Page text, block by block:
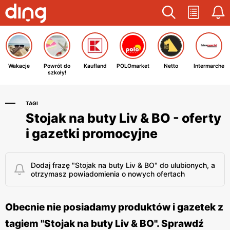
Wakacje
Powrót do
szkoły!
Kaufland POLOmarket Netto Intermarche
TAGI
Stojak na buty Liv & BO - oferty
i gazetki promocyjne
Dodaj frazę "Stojak na buty Liv & BO" do ulubionych, a
otrzymasz powiadomienia o nowych ofertach
Obecnie nie posiadamy produktów i gazetek z
tagiem "Stojak na buty Liv & BO". Sprawdź